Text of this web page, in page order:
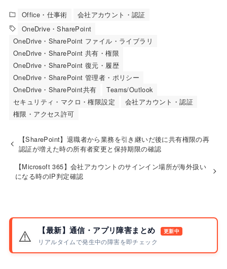
Office・仕事術
会社アカウント・認証
OneDrive・SharePoint
OneDrive・SharePoint ファイル・ライブラリ
OneDrive・SharePoint 共有・権限
OneDrive・SharePoint 復元・履歴
OneDrive・SharePoint 管理者・ポリシー
OneDrive・SharePoint共有
Teams/Outlook
セキュリティ・マクロ・権限設定
会社アカウント・認証
権限・アクセス許可
【SharePoint】退職者から業務を引き継いだ後に共有権限の再
認証が増えた時の所有者変更と保持期限の確認
【Microsoft 365】会社アカウントのサインイン場所が海外扱い
になる時のIP判定確認
⚠️ 【最新】通信・アプリ障害まとめ 更新中
リアルタイムで発生中の障害を即チェック